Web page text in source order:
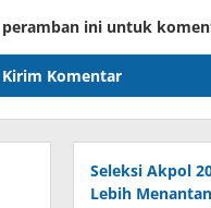
ini untuk
Seleksi Akpol
Lebih